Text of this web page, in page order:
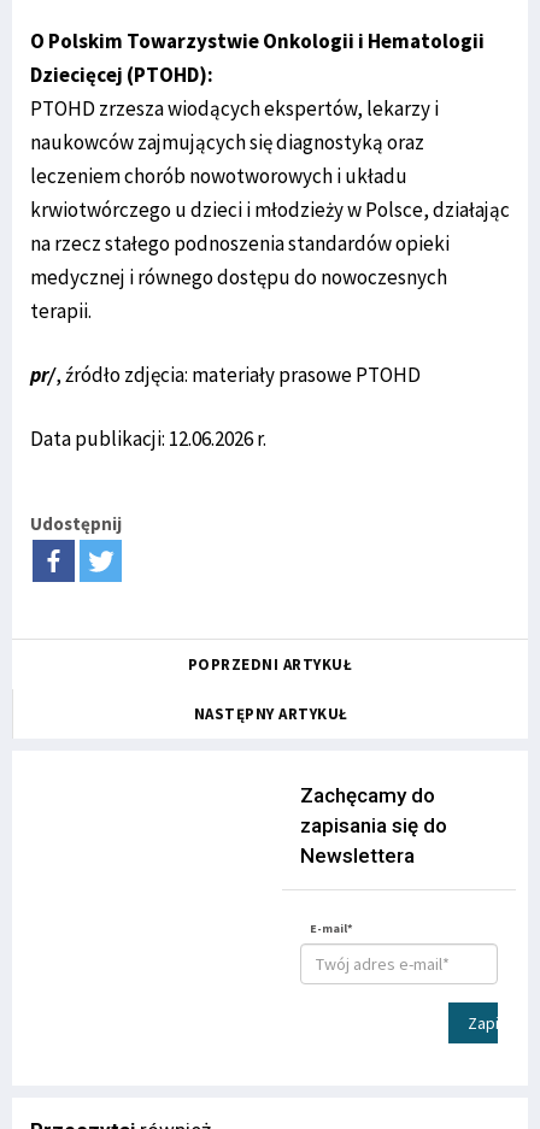
O Polskim Towarzystwie Onkologii i Hematologii
Dziecięcej (PTOHD):
PTOHD zrzesza wiodących ekspertów, lekarzy i
naukowców zajmujących się diagnostyką oraz
leczeniem chorób nowotworowych i układu
krwiotwórczego u dzieci i młodzieży w Polsce, działając
na rzecz stałego podnoszenia standardów opieki
medycznej i równego dostępu do nowoczesnych
terapii.
pr/, źródło zdjęcia: materiały prasowe PTOHD
Data publikacji: 12.06.2026 r.
Udostępnij
POPRZEDNI ARTYKUŁ
NASTĘPNY ARTYKUŁ
Zachęcamy do
zapisania się do
Newslettera
E-mail*
Zapisz